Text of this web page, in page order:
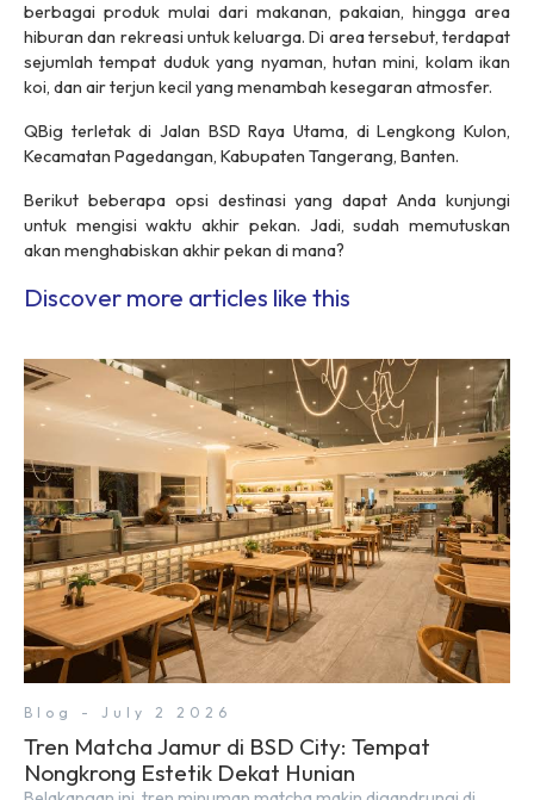
berbagai produk mulai dari makanan, pakaian, hingga area
hiburan dan rekreasi untuk keluarga. Di area tersebut, terdapat
sejumlah tempat duduk yang nyaman, hutan mini, kolam ikan
koi, dan air terjun kecil yang menambah kesegaran atmosfer.
QBig terletak di Jalan BSD Raya Utama, di Lengkong Kulon,
Kecamatan Pagedangan, Kabupaten Tangerang, Banten.
Berikut beberapa opsi destinasi yang dapat Anda kunjungi
untuk mengisi waktu akhir pekan. Jadi, sudah memutuskan
akan menghabiskan akhir pekan di mana?
Discover more articles like this
Blog - July 2 2026
Tren Matcha Jamur di BSD City: Tempat
Nongkrong Estetik Dekat Hunian